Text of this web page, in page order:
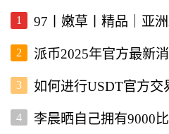
1
2
3
4